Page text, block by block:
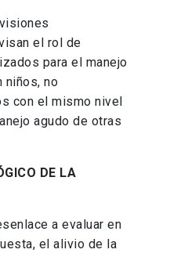
el rol de
para el manejo
niños, no
con el mismo nivel
agudo de otras
DE LA
a evaluar en
el alivio de la